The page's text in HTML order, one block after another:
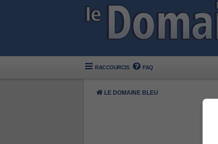
RACCOURCIS FAQ
LE DOMAINE BLEU